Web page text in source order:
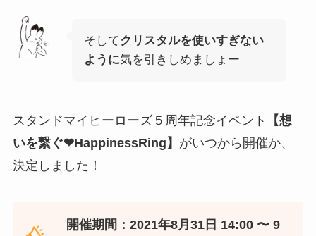
そしてクリスタルを使いすぎない
ように気を引きしめましょー
スタンドマイヒーローズ５周年記念イベント
【想
いを繋ぐ❤︎HappinessRing】 がいつから開催か、
決定しました！
開催期間：2021年8月31日 14:00 〜 9